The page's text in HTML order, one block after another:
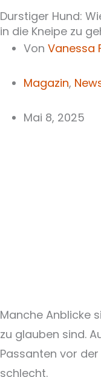
Durstiger Hund:
in die Kneipe zu
Von Vanessa
Magazin,
Mai 8, 2025
Manche Anblicke
zu glauben sind.
Passanten vor
schlecht.